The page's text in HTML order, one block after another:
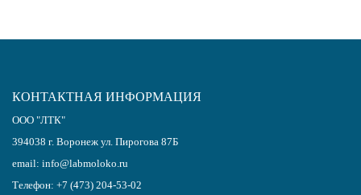
КОНТАКТНАЯ ИНФОРМАЦИЯ
ООО "ЛТК"
394038 г. Воронеж ул. Пирогова 87Б
email: info@labmoloko.ru
Телефон: +7 (473) 204-53-02